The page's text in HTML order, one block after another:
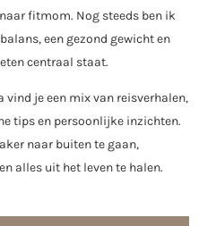
fitmom. Nog steeds ben ik
een gezond gewicht en
centraal staat.
je een mix van reisverhalen,
tips en persoonlijke inzichten.
naar buiten te gaan,
alles uit het leven te halen.